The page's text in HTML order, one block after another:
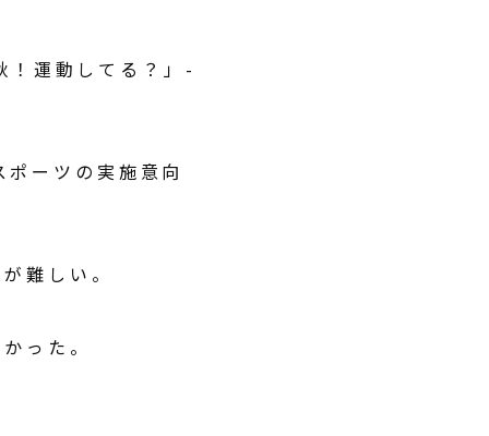
！運動してる？」­
ーツの実施意向
難しい。
った。